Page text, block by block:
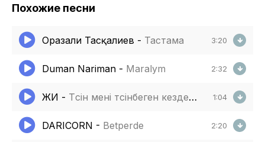
Похожие песни
Оразали Тасқалиев - Тастама 3:20
Duman Nariman - Maralym 2:32
ЖИ - Түсін мені түсінбеген кездерден 1:04
DARICORN - Betperde 2:20